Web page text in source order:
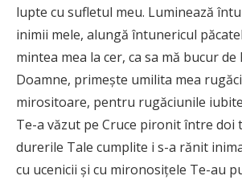
lupte cu sufletul meu. Luminează
inimii mele, alungă întunericul
mintea mea la cer, ca sa mă bucur de
Doamne, primeşte umilita mea
mirositoare, pentru rugăciunile
Te-a văzut pe Cruce pironit între doi
durerile Tale cumplite i s-a rănit
cu ucenicii şi cu mironosiţele Te-au